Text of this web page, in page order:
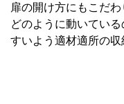
扉の開け方にもこだ
どのように動いてい
すいよう適材適所の収